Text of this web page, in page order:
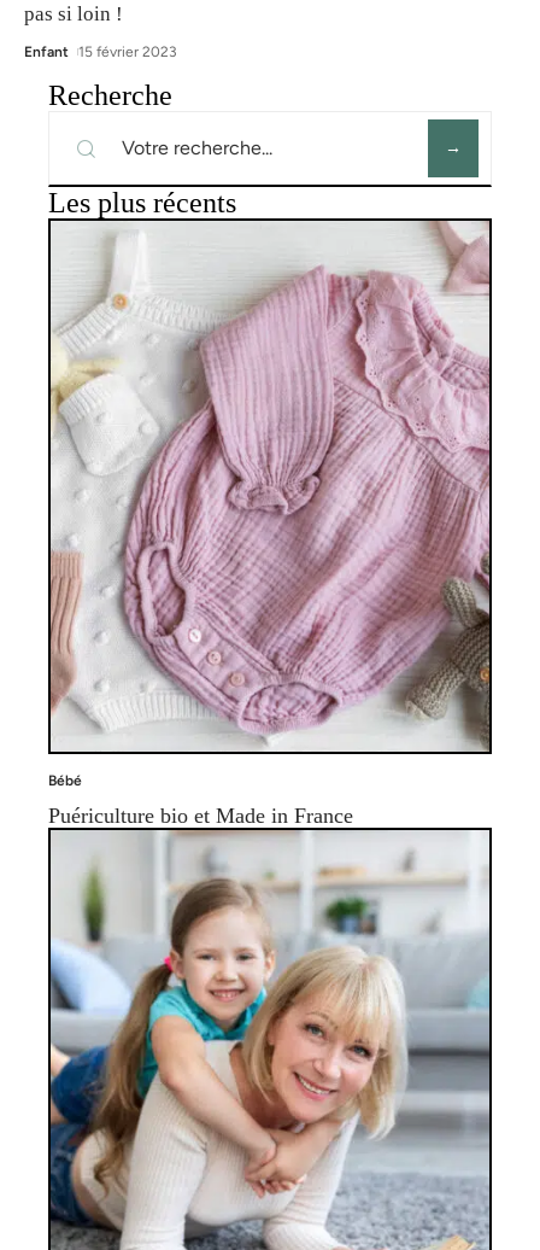
pas si loin !
Enfant 15 février 2023
Recherche
Les plus récents
Bébé
Puériculture bio et Made in France